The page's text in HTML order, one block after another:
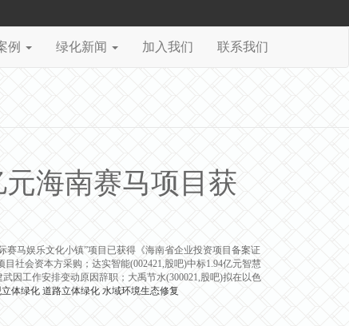
例 绿化新闻 加入我们 联系我们
海南赛马项目获
赛马娱乐文化小镇”项目已获得《海南省企业投资项目备案证
社会资本方采购；达实智能(002421,股吧)中标1.94亿元智慧
因工作安排变动原因辞职；大禹节水(300021,股吧)拟在以色
体绿化 道路立体绿化 水域环境生态修复